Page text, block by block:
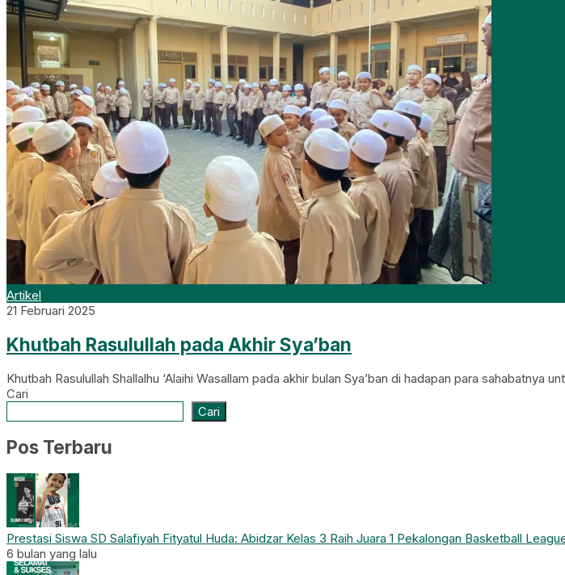
Artikel
21 Februari 2025
Khutbah Rasulullah pada Akhir Sya’ban
Khutbah Rasulullah Shallalhu ‘Alaihi Wasallam pada akhir bulan Sya’ban di hadapan para
Cari
Cari
Pos Terbaru
Prestasi Siswa SD Salafiyah Fityatul Huda: Abidzar Kelas 3 Raih Juara 1 Pekalongan Basketball
6 bulan yang lalu